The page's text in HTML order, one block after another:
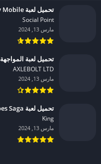
تحميل لعبة Dragon City Mobile مهكرة للاندرويد 2024
Social Point‏
مارس 13, 2024
تحميل لعبة المواجهة 2 مهكرة للاندرويد 2024
AXLEBOLT LTD‏
مارس 13, 2024
تحميل لعبة Farm Heroes Saga مهكرة للاندرويد 2024
King‏
مارس 13, 2024